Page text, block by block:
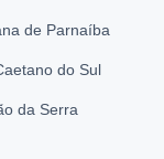
de Parnaíba
do Sul
da Serra